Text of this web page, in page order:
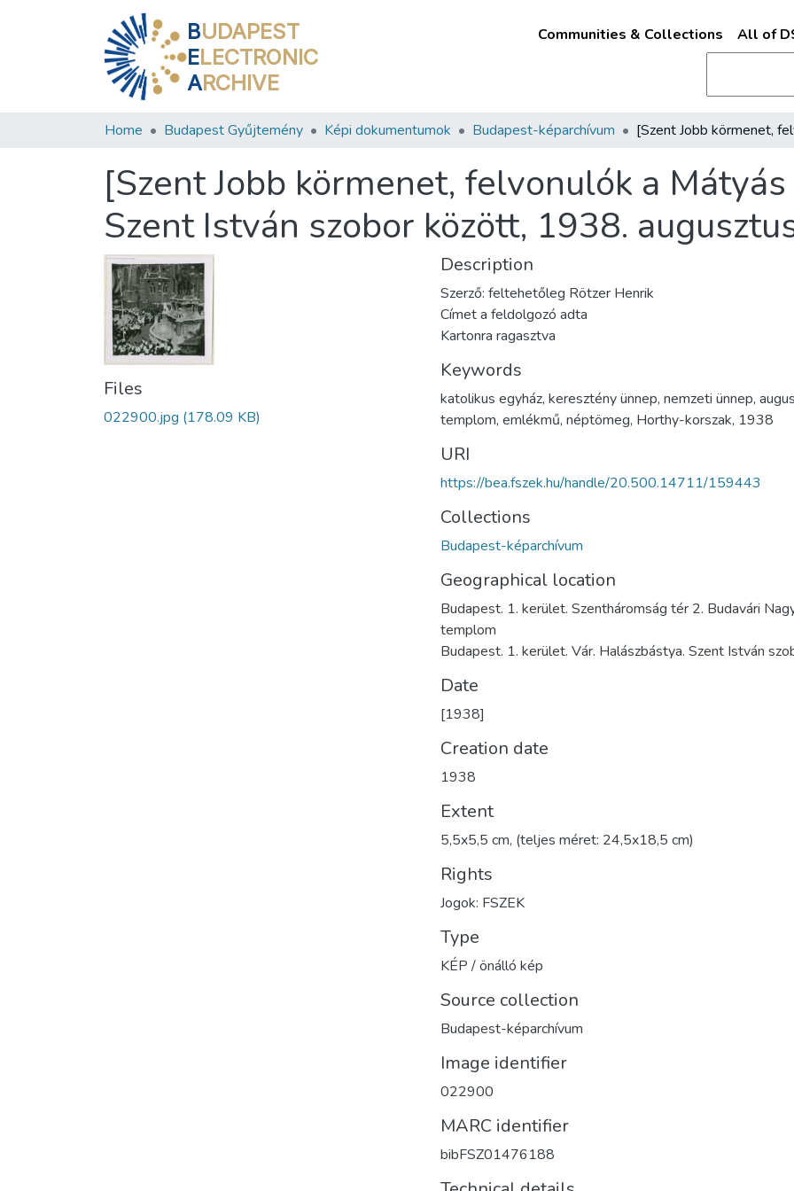
BUDAPEST
ELECTRONIC
ARCHIVE
Communities & Collections All of
Home Budapest Gyűjtemény Képi dokumentumok Budapest-képarchívum
[Szent Jobb körmenet, felvonulók a
Szent István szobor között, 1938.
Files
022900.jpg (178.09 KB)
Description
Szerző: feltehetőleg Rötzer Henrik
Címet a feldolgozó adta
Kartonra ragasztva
Keywords
katolikus egyház, keresztény ünnep, nemzeti ünnep,
templom, emlékmű, néptömeg, Horthy-korszak, 1938
URI
https://bea.fszek.hu/handle/20.500.14711/159443
Collections
Budapest-képarchívum
Geographical location
Budapest. 1. kerület. Szentháromság tér 2. Budavári
templom
Budapest. 1. kerület. Vár. Halászbástya. Szent István
Date
[1938]
Creation date
1938
Extent
5,5x5,5 cm, (teljes méret: 24,5x18,5 cm)
Rights
Jogok: FSZEK
Type
KÉP / önálló kép
Source collection
Budapest-képarchívum
Image identifier
022900
MARC identifier
bibFSZ01476188